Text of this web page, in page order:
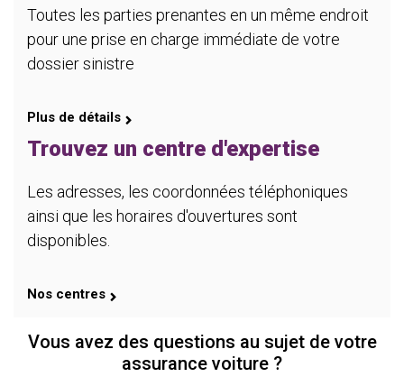
Toutes les parties prenantes en un même endroit
pour une prise en charge immédiate de votre
dossier sinistre
Plus de détails
Trouvez un centre d'expertise
Les adresses, les coordonnées téléphoniques
ainsi que les horaires d'ouvertures sont
disponibles.
Nos centres
Vous avez des questions au sujet de votre
assurance voiture ?